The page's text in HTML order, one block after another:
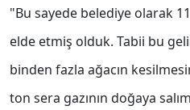
"Bu sayede belediye olarak
elde etmiş olduk. Tabii bu
binden fazla ağacın
ton sera gazının doğaya